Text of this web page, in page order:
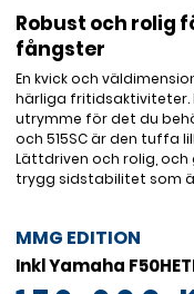
Robust och rolig
fångster
En kvick och
härliga fritidsaktiviteter.
utrymme för det du
och 515SC är den tuffa
Lättdriven och rolig,
trygg sidstabilitet som
MMG EDITION
Inkl Yamaha